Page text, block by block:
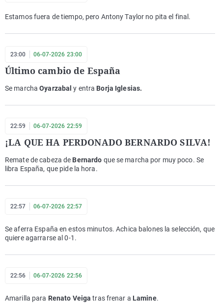
Estamos fuera de tiempo, pero Antony Taylor no pita el final.
23:00 06-07-2026 23:00
Último cambio de España
Se marchaOyarzabaly entra Borja Iglesias.
22:59 06-07-2026 22:59
¡LA QUE HA PERDONADO BERNARDO SILVA!
Remate de cabeza de Bernardo que se marcha por muy poco. Se
libra España, que pide la hora.
22:57 06-07-2026 22:57
Se aferra España en estos minutos. Achica balones la selección, que
quiere agarrarse al 0-1.
22:56 06-07-2026 22:56
Amarilla para Renato Veiga tras frenar a Lamine.